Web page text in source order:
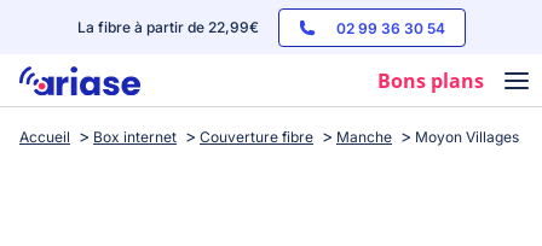
La fibre à partir de 22,99€ 02 99 36 30 54
Bons plans
Box internet
Accueil Box internet Couverture fibre Manche Moyon Villages